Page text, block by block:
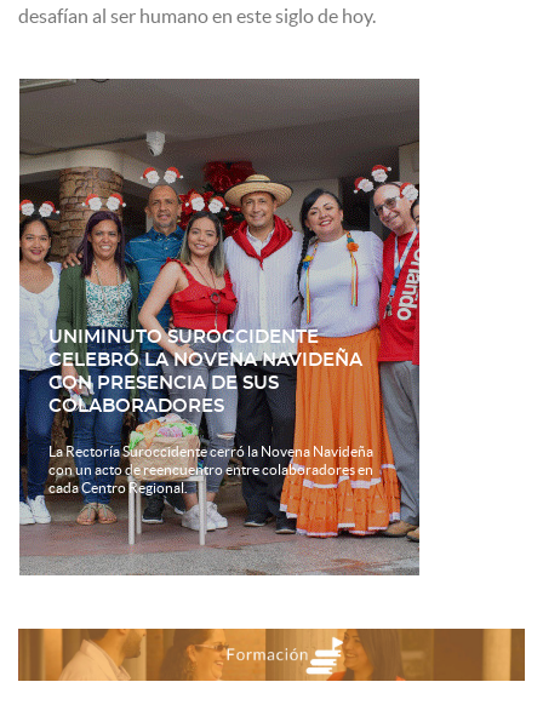
UNIMINUTO SUROCCIDENTE
CELEBRÓ LA NOVENA NAVIDEÑA
CON PRESENCIA DE SUS
COLABORADORES
La Rectoría Suroccidente cerró la Novena Navideña
con un acto de reencuentro entre colaboradores en
cada Centro Regional.
desafían al ser humano en este siglo de hoy.